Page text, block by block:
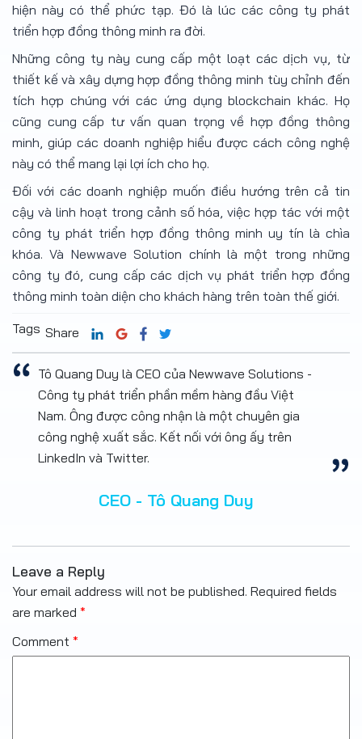
hiện này có thể phức tạp. Đó là lúc các công ty phát
triển hợp đồng thông minh ra đời.
Những công ty này cung cấp một loạt các dịch vụ, từ
thiết kế và xây dựng hợp đồng thông minh tùy chỉnh đến
tích hợp chúng với các ứng dụng blockchain khác. Họ
cũng cung cấp tư vấn quan trọng về hợp đồng thông
minh, giúp các doanh nghiệp hiểu được cách công nghệ
này có thể mang lại lợi ích cho họ.
Đối với các doanh nghiệp muốn điều hướng trên cả tin
cậy và linh hoạt trong cảnh số hóa, việc hợp tác với một
công ty phát triển hợp đồng thông minh uy tín là chìa
khóa. Và Newwave Solution chính là một trong những
công ty đó, cung cấp các dịch vụ phát triển hợp đồng
thông minh toàn diện cho khách hàng trên toàn thế giới.
Tags Share
Tô Quang Duy là CEO của Newwave Solutions -
Công ty phát triển phần mềm hàng đầu Việt
Nam. Ông được công nhận là một chuyên gia
công nghệ xuất sắc. Kết nối với ông ấy trên
LinkedIn và Twitter.
CEO - Tô Quang Duy
Leave a Reply
Your email address will not be published. Required fields
are marked *
Comment *